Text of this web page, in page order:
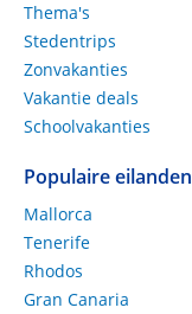
Thema's
Stedentrips
Zonvakanties
Vakantie deals
Schoolvakanties
Populaire eilanden
Mallorca
Tenerife
Rhodos
Gran Canaria